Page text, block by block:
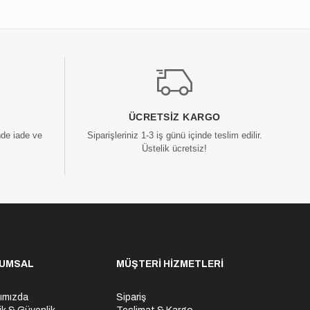
iade ve
ÜCRETSIZ KARGO
Siparişleriniz 1-3 iş günü içinde teslim edilir.
Üstelik ücretsiz!
MÜŞTERİ HİZMETLERİ
Sipariş